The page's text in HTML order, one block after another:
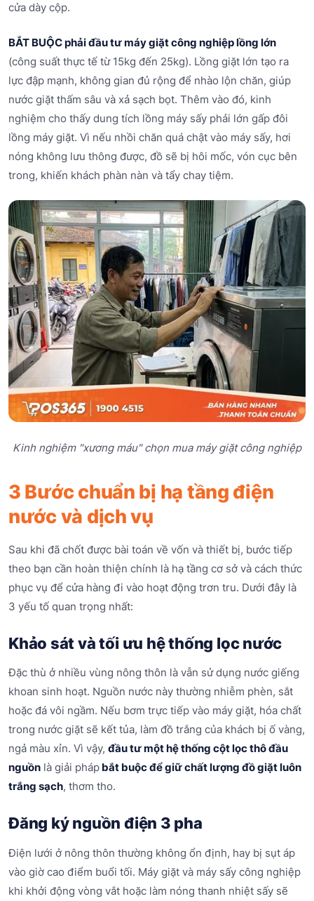
cửa dày cộp.
BẮT BUỘC phải đầu tư máy giặt công nghiệp lồng lớn
(công suất thực tế từ 15kg đến 25kg). Lồng giặt lớn tạo ra
lực đập mạnh, không gian đủ rộng để nhào lộn chăn, giúp
nước giặt thấm sâu và xả sạch bọt. Thêm vào đó, kinh
nghiệm cho thấy dung tích lồng máy sấy phải lớn gấp đôi
lồng máy giặt. Vì nếu nhồi chăn quá chật vào máy sấy, hơi
nóng không lưu thông được, đồ sẽ bị hôi mốc, vón cục bên
trong, khiến khách phàn nàn và tẩy chay tiệm.
Kinh nghiệm "xương máu" chọn mua máy giặt công nghiệp
3 Bước chuẩn bị hạ tầng điện
nước và dịch vụ
Sau khi đã chốt được bài toán về vốn và thiết bị, bước tiếp
theo bạn cần hoàn thiện chính là hạ tầng cơ sở và cách thức
phục vụ để cửa hàng đi vào hoạt động trơn tru. Dưới đây là
3 yếu tố quan trọng nhất:
Khảo sát và tối ưu hệ thống lọc nước
Đặc thù ở nhiều vùng nông thôn là vẫn sử dụng nước giếng
khoan sinh hoạt. Nguồn nước này thường nhiễm phèn, sắt
hoặc đá vôi ngầm. Nếu bơm trực tiếp vào máy giặt, hóa chất
trong nước giặt sẽ kết tủa, làm đồ trắng của khách bị ố vàng,
ngả màu xỉn. Vì vậy, đầu tư một hệ thống cột lọc thô đầu
nguồn là giải pháp bắt buộc để giữ chất lượng đồ giặt luôn
trắng sạch, thơm tho.
Đăng ký nguồn điện 3 pha
Điện lưới ở nông thôn thường không ổn định, hay bị sụt áp
vào giờ cao điểm buổi tối. Máy giặt và máy sấy công nghiệp
khi khởi động vòng vắt hoặc làm nóng thanh nhiệt sấy sẽ